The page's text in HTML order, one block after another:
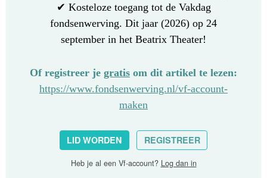
✔ Kosteloze toegang tot de Vakdag
fondsenwerving. Dit jaar (2026) op 24
september in het Beatrix Theater!
Of registreer je gratis om dit artikel te lezen:
https://www.fondsenwerving.nl/vf-account-
maken
LID WORDEN REGISTREER
Heb je al een Vf-account? Log dan in